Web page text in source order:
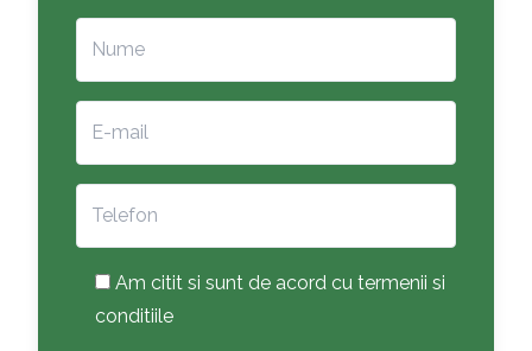
Am citit si sunt de acord cu termenii si
conditiile